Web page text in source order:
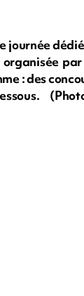
journée
: des